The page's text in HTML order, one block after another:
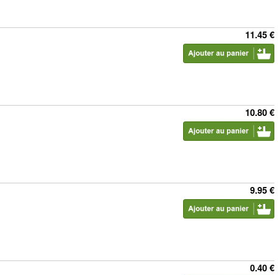
11.45 €
10.80 €
9.95 €
0.40 €